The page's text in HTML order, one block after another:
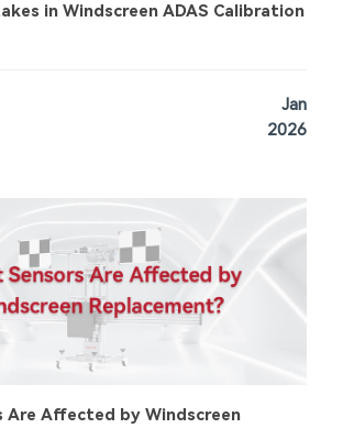
in Windscreen ADAS Calibration
Jan
2026
Are Affected by Windscreen